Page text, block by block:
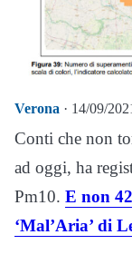
Verona · 14/09/
Conti che non
ad oggi, ha
Pm10. E non
‘Mal’Aria’ di